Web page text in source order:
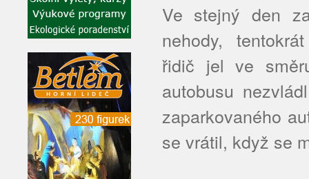
Ve stejný den
nehody,
řidič jel ve
autobusu
zaparkovaného
se vrátil, když se